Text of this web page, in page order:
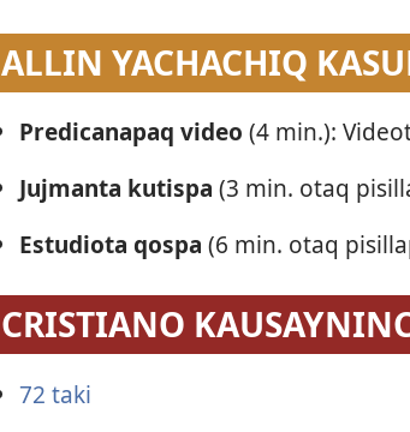
ALLIN YACHACHIQ
Predicanapaq video (4 min.):
Jujmanta kutispa (3 min. otaq
Estudiota qospa (6 min. otaq
CRISTIANO
72 taki